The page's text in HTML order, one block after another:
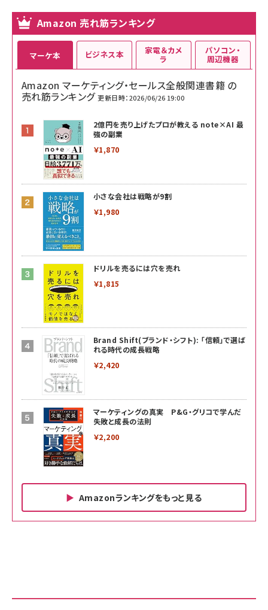
Amazon 売れ筋ランキング
マーケ本
Amazon マーケティング・セールス全般関連書籍 の
売れ筋ランキング 更新日時：2026/06/26 19:00
2億円を売り上げたプロが教える note×AI 最
強の副業
￥1,870
小さな会社は戦略が9割
￥1,980
ドリルを売るには穴を売れ
￥1,815
Brand Shift(ブランド・シフト): 「信頼」で選ば
れる時代の成長戦略
￥2,420
マーケティングの真実 P&G・グリコで学んだ
失敗と成長の法則
￥2,200
Amazonランキングをもっと見る
ビジネス本
￥880
家電＆カメ
ラ
サポート正規品 メーカー保証5年 KLMEA128G
パソコン・
周辺機器
サポート正規品 メーカー保証5年 KLMEA128G